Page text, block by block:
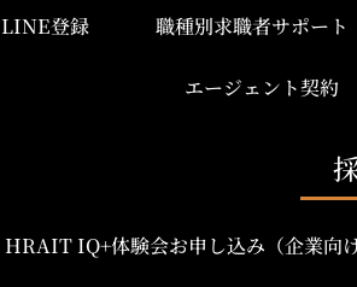
LINE登録 職種別求職者サポート
エージェント契約
HRAIT IQ+体験会お申し込み（企業向け